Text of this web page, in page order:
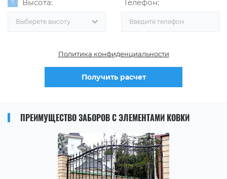
Высота:
Выберете высоту
Телефон:
Политика конфиденциальности
Получить расчет
ПРЕИМУЩЕСТВО ЗАБОРОВ С ЭЛЕМЕНТАМИ КОВКИ